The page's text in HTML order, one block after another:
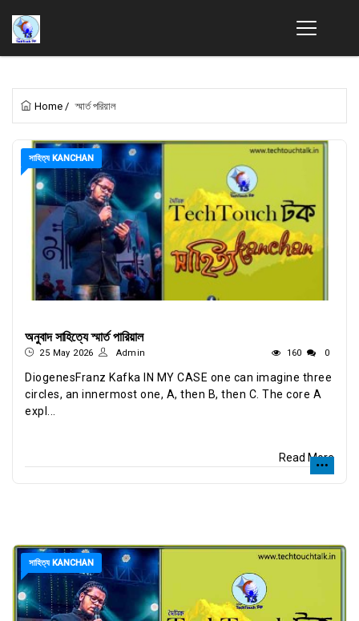
Home / স্মার্ত পরিয়াল
সাহিত্য KANCHAN
অনুবাদ সাহিত্যে স্মার্ত পারিয়াল
25 May 2026 Admin 160 0
DiogenesFranz Kafka IN MY CASE one can imagine three
circles, an innermost one, A, then B, then C. The core A
expl...
Read More
সাহিত্য KANCHAN